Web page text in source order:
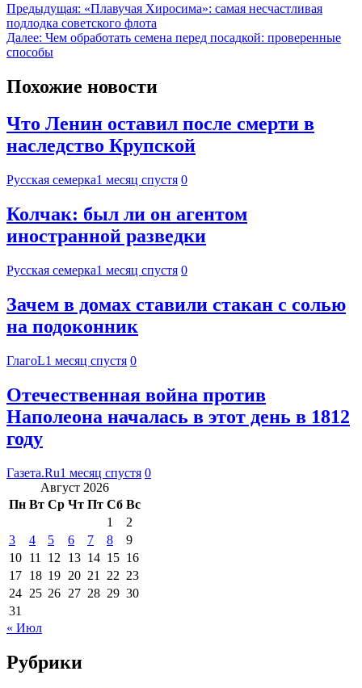
Предыдущая: «Плавучая Хиросима»: самая несчастливая
подлодка советского флота
Далее: Чем обработать семена перед посадкой: проверенные
способы
Похожие новости
Что Ленин оставил после смерти в
наследство Крупской
Русская семерка1 месяц спустя 0
Колчак: был ли он агентом
иностранной разведки
Русская семерка1 месяц спустя 0
Зачем в домах ставили стакан с солью
на подоконник
ГлагоL1 месяц спустя 0
Отечественная война против
Наполеона началась в этот день в 1812
году
Газета.Ru1 месяц спустя 0
Август 2026
Пн Вт Ср Чт Пт Сб Вс
1
2
3
4 5 6 7 8
9
10 11 12 13 14 15 16
17 18 19 20 21 22 23
24 25 26 27 28 29 30
31
« Июл
Рубрики